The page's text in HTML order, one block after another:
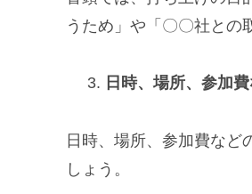
うため」や「〇〇社との
日時、場所、参加
日時、場所、参加費など
しょう。